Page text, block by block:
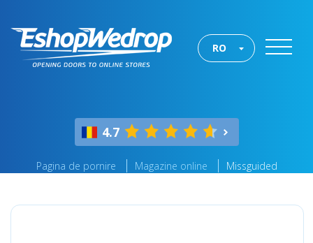
RO
4.7
Pagina de pornire Magazine online Missguided